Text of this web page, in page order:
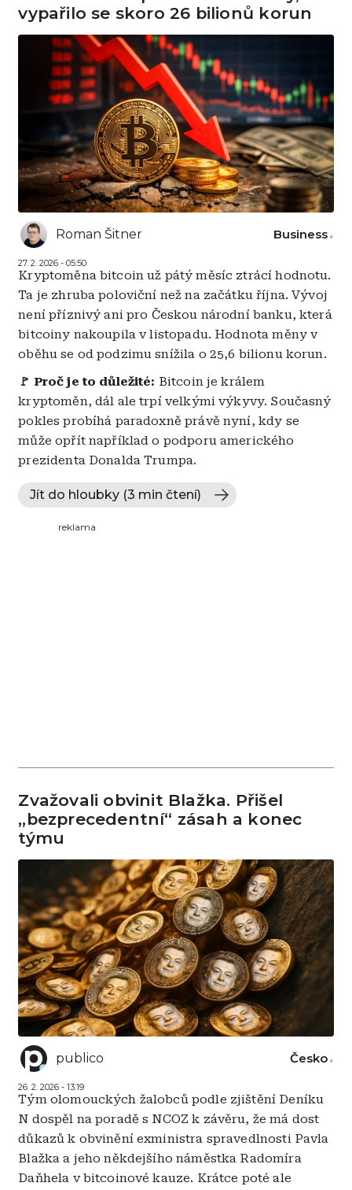
vypařilo se skoro 26 bilionů korun
Roman Šitner
27. 2. 2026 - 05:50
Business
Kryptoměna bitcoin už pátý měsíc ztrácí hodnotu.
Ta je zhruba poloviční než na začátku října. Vývoj
není příznivý ani pro Českou národní banku, která
bitcoiny nakoupila v listopadu. Hodnota měny v
oběhu se od podzimu snížila o 25,6 bilionu korun.
🚩 Proč je to důležité: Bitcoin je králem
kryptoměn, dál ale trpí velkými výkyvy. Současný
pokles probíhá paradoxně právě nyní, kdy se
může opřít například o podporu amerického
prezidenta Donalda Trumpa.
Jít do hloubky (3 min čtení)
reklama
Zvažovali obvinit Blažka. Přišel
„bezprecedentní“ zásah a konec
týmu
publico
26. 2. 2026 - 13:19
Česko
Tým olomouckých žalobců podle zjištění Deníku
N dospěl na poradě s NCOZ k závěru, že má dost
důkazů k obvinění exministra spravedlnosti Pavla
Blažka a jeho někdejšího náměstka Radomíra
Daňhela v bitcoinové kauze. Krátce poté ale